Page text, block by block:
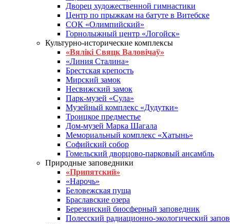
Дворец художественной гимнастики
Центр по прыжкам на батуте в Витебске
СОК «Олимпийский»
Горнолыжный центр «Логойск»
Культурно-исторические комплексы
«Вялікі Свяцк Валовічаў»
«Линия Сталина»
Брестская крепость
Мирский замок
Несвижский замок
Парк-музей «Сула»
Музейный комплекс «Дудутки»
Троицкое предместье
Дом-музей Марка Шагала
Мемориальный комплекс «Хатынь»
Софийский собор
Гомельский дворцово-парковый ансамбль
Природные заповедники
«Припятский»
«Нарочь»
Беловежская пуща
Браславские озера
Березинский биосферный заповедник
Полесский радиационно-экологический